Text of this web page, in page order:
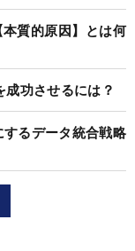
質的原因】とは何
功させるには？
るデータ統合戦略